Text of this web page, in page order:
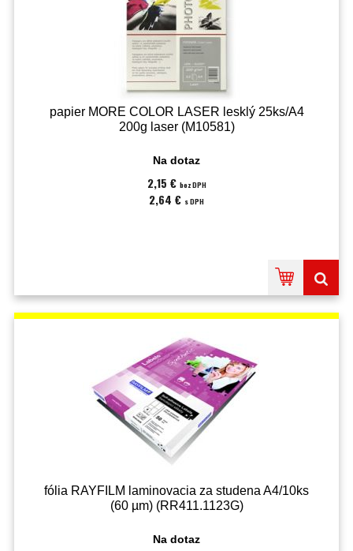
papier MORE COLOR LASER lesklý 25ks/A4
200g laser (M10581)
Na dotaz
2,15 € bez DPH
2,64 € s DPH
fólia RAYFILM laminovacia za studena A4/10ks
(60 µm) (RR411.1123G)
Na dotaz